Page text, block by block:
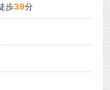
歩39分